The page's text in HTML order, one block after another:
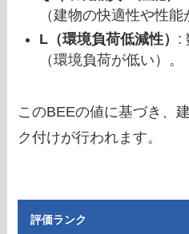
（建物の快適性や性能
L（環境負荷低減性） :
（環境負荷が低い）。
このBEEの値に基づき、
ク付けが行われます。
評価ランク